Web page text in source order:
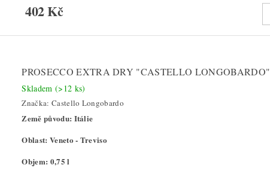
402 Kč
PROSECCO EXTRA DRY "CASTELLO LONGOBARDO"
Skladem (>12 ks)
Značka: Castello Longobardo
Země původu: Itálie
Oblast: Veneto - Treviso
Objem: 0,75 l